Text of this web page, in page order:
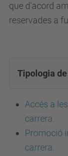
que d'acord
reservades a
Tipologia
Accés a
carrera.
Promoció
carrera.